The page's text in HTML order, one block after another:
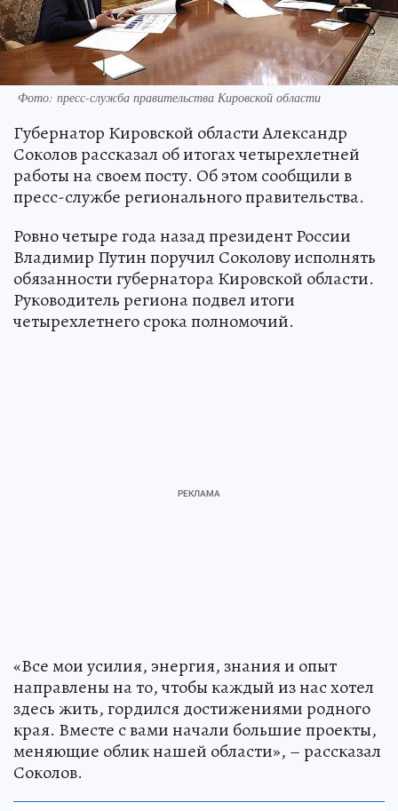
Фото: пресс-служба правительства Кировской области
Губернатор Кировской области Александр
Соколов рассказал об итогах четырехлетней
работы на своем посту. Об этом сообщили в
пресс-службе регионального правительства.
Ровно четыре года назад президент России
Владимир Путин поручил Соколову исполнять
обязанности губернатора Кировской области.
Руководитель региона подвел итоги
четырехлетнего срока полномочий.
«Все мои усилия, энергия, знания и опыт
направлены на то, чтобы каждый из нас хотел
здесь жить, гордился достижениями родного
края. Вместе с вами начали большие проекты,
меняющие облик нашей области», – рассказал
Соколов.